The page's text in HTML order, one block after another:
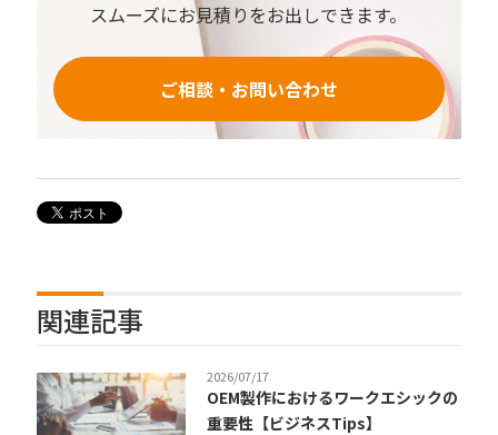
スムーズにお見積りをお出しできます。
ご相談・お問い合わせ
関連記事
2026/07/17
OEM製作におけるワークエシックの
重要性【ビジネスTips】